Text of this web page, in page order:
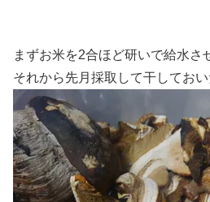
まずお米を2合ほど研いで給水さ
それから先月採取して干しておい